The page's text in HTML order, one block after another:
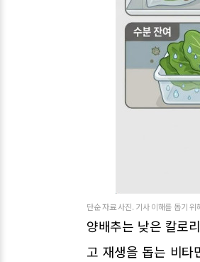
단순 자료 사진. 기사 이해를 돕기 위
양배추는 낮은 칼로
고 재생을 돕는 비타